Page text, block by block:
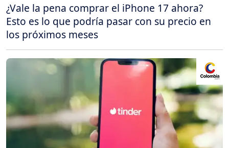
¿Vale la pena comprar el iPhone 17 ahora?
Esto es lo que podría pasar con su precio en
los próximos meses